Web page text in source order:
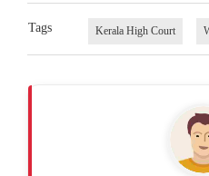
Tags Kerala High Court